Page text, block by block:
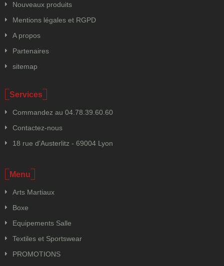
Nouveaux produits
Mentions légales et RGPD
A propos
Partenaires
sitemap
Services
Commandez au 04.78.39.60.60
Contactez-nous
18 rue d'Austerlitz - 69004 Lyon
Menu
Arts Martiaux
Boxe
Equipements Salle
Textiles et Sportswear
PROMOTIONS